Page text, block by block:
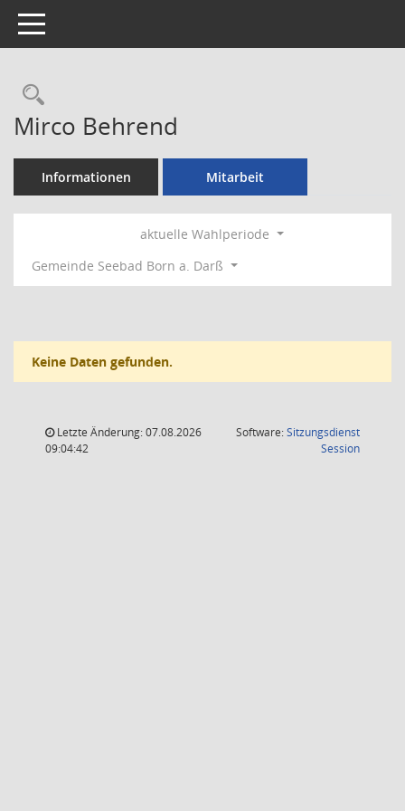
Toggle navigation
Rechercheauswahl
Mirco Behrend
Informationen Mitarbeit
aktuelle Wahlperiode
Gemeinde Seebad Born a. Darß
Keine Daten gefunden.
Letzte Änderung: 07.08.2026
09:04:42
Software:Sitzungsdienst
Session(Wird in